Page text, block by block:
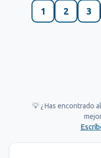
1 2 3
💡 ¿Has encontrado